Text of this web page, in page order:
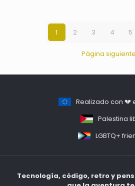
1 2 3 4 5
Página siguiente
Realizado con 💔
Palestina
LGBTQ+
Tecnología, código, retro y